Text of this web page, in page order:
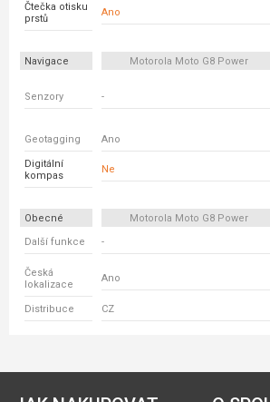
Čtečka otisku
prstů
Ano
Navigace Motorola Moto G8 Power
Senzory -
Geotagging Ano
Digitální
kompas
Ne
Obecné Motorola Moto G8 Power
Další funkce
-
Česká
lokalizace
Ano
Distribuce CZ